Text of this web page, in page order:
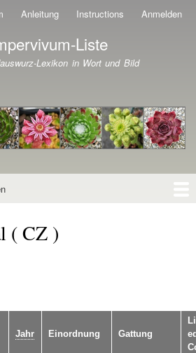
Direkt
zum
Inhalt
Anleitung Instructions Anmelden
Liste
Lexikon in Wort und Bild
( CZ )
Jahr Einordnung Gattung